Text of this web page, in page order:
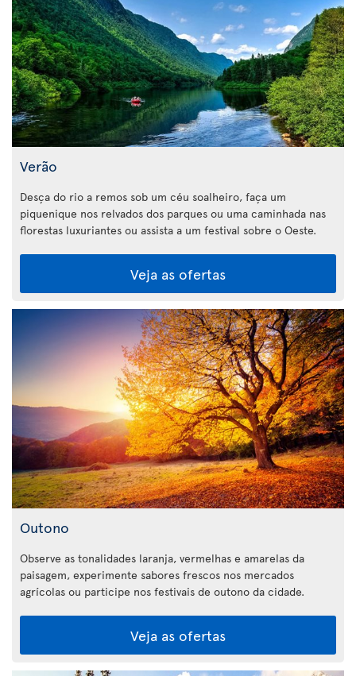
Verão
Desça do rio a remos sob um céu soalheiro, faça um
piquenique nos relvados dos parques ou uma caminhada nas
florestas luxuriantes ou assista a um festival sobre o Oeste.
Veja as ofertas
Outono
Observe as tonalidades laranja, vermelhas e amarelas da
paisagem, experimente sabores frescos nos mercados
agrícolas ou participe nos festivais de outono da cidade.
Veja as ofertas